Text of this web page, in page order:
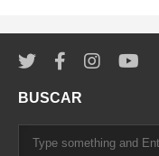
BUSCAR